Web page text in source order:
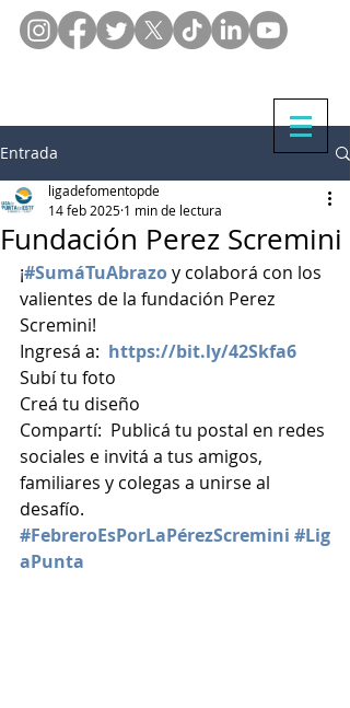
Entrada
Fundación Perez Scremini
ligadefomentopde
14 feb 2025 1 min de lectura
¡#SumáTuAbrazo y colaborá con los
valientes de la fundación Perez
Scremini!
Ingresá a: https://bit.ly/42Skfa6
Subí tu foto
Creá tu diseño
Compartí:  Publicá tu postal en redes
sociales e invitá a tus amigos,
familiares y colegas a unirse al
desafío.
#FebreroEsPorLaPérezScremini #Lig
aPunta